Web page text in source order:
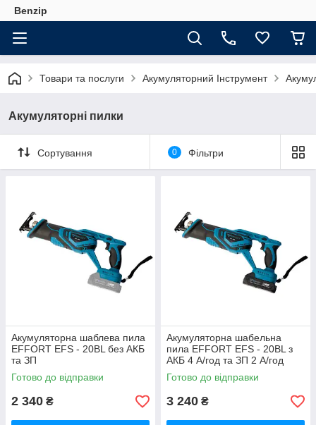
Benzip
Товари та послуги Акумуляторний Інструмент
Акумуляторні пилки
Сортування 0 Фільтри
Акумуляторна шаблева пила
EFFORT EFS - 20ВL без АКБ
та ЗП
Готово до відправки
2 340 ₴
Акумуляторна шабельна
пила EFFORT EFS - 20ВL з
АКБ 4 А/год та ЗП 2 А/год
Готово до відправки
3 240 ₴